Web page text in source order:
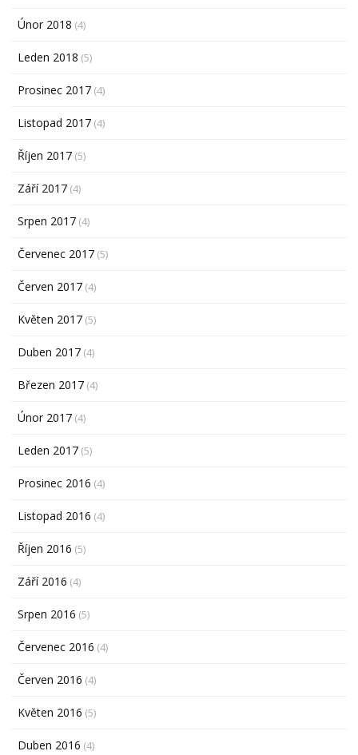
Únor 2018 (4)
Leden 2018 (5)
Prosinec 2017 (4)
Listopad 2017 (4)
Říjen 2017 (5)
Září 2017 (4)
Srpen 2017 (4)
Červenec 2017 (5)
Červen 2017 (4)
Květen 2017 (5)
Duben 2017 (4)
Březen 2017 (4)
Únor 2017 (4)
Leden 2017 (5)
Prosinec 2016 (4)
Listopad 2016 (4)
Říjen 2016 (5)
Září 2016 (4)
Srpen 2016 (5)
Červenec 2016 (4)
Červen 2016 (4)
Květen 2016 (5)
Duben 2016 (4)